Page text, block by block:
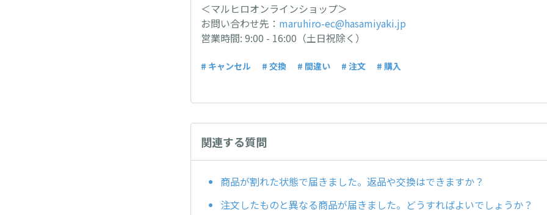
＜マルヒロオンラインショップ＞
お問い合わせ先： maruhiro-ec@hasamiyaki.jp
営業時間: 9:00 - 16:00（土日祝除く）
# キャンセル # 交換 # 間違い # 注文 # 購入
関連する質問
商品が割れた状態で届きました。返品や交換はできますか？
注文したものと異なる商品が届きました。どうすればよいでしょうか？